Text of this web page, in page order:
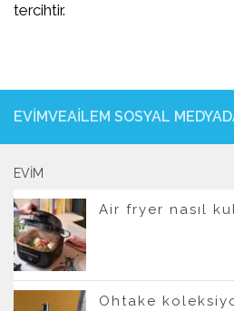
tercihtir.
EVIMVEAILEM SOSYAL
EVIM
Air fryer nasıl
Ohtake